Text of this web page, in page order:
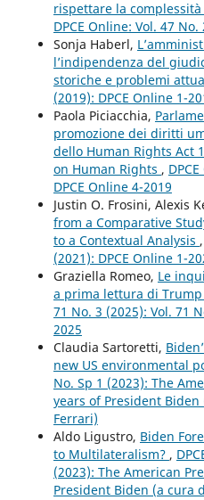
rispettare la
DPCE Online: Vol. 47
Sonja Haberl,
l’indipendenza del
storiche e problemi
(2019): DPCE Online 1-
Paola Piciacchia,
promozione dei diritti
dello Human Rights Act
on Human Rights ,
DPCE Online 4-2019
Justin O. Frosini, Alexis
from a Comparative
to a Contextual Analysis ,
(2021): DPCE Online 1-
Graziella Romeo, Le
a prima lettura di Trump
71 No. 3 (2025): Vol. 71
2025
Claudia Sartoretti,
new US environmental
No. Sp 1 (2023): The
years of President
Ferrari)
Aldo Ligustro, Biden
to Multilateralism? ,
(2023): The American
President Biden (a cura